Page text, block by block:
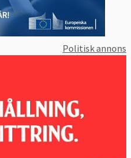
Politisk annons